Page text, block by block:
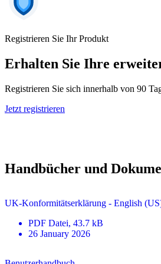
Registrieren Sie Ihr Produkt
Erhalten Sie Ihre
Registrieren Sie sich innerhalb von 90
Jetzt registrieren
Handbücher und
UK-Konformitätserklärung - English
PDF Datei, 43.7 kB
26 January 2026